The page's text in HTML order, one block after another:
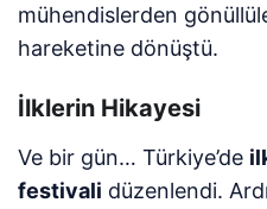
mühendislerden
hareketine dönüştü.
İlklerin Hikayesi
Ve bir gün… Türkiye’de
festivali düzenlendi.